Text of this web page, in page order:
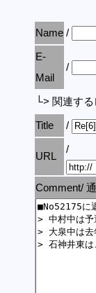
Name /
E-
Mail
/
└> 関連す
Title
/
URL
/
Comment/